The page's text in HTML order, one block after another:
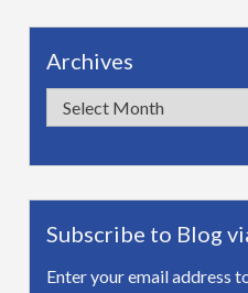
Archives
Archives
Subscribe to Blog
Enter your email address